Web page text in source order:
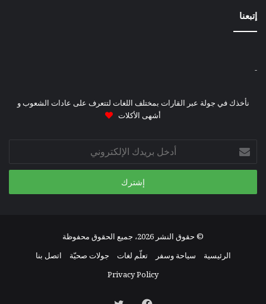
إتبعنا
-
نأخذك في جولة عبر القارات بمختلف اللغات لتتعرف على عادات الشعوب و
أشهى الأكلات
أدخل
بريدك
الإلكتروني
© حقوق النشر 2026، جميع الحقوق محفوظة
الرئيسية
سياحة وسفر تعلّم لغات جولات صحيّة
اتصل بنا
Privacy Policy